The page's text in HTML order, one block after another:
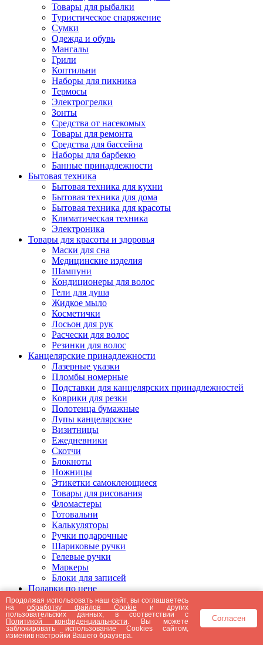
Товары для рыбалки
Туристическое снаряжение
Сумки
Одежда и обувь
Мангалы
Грили
Коптильни
Наборы для пикника
Термосы
Электрогрелки
Зонты
Средства от насекомых
Товары для ремонта
Средства для бассейна
Наборы для барбекю
Банные принадлежности
Бытовая техника
Бытовая техника для кухни
Бытовая техника для дома
Бытовая техника для красоты
Климатическая техника
Электроника
Товары для красоты и здоровья
Маски для сна
Медицинские изделия
Шампуни
Кондиционеры для волос
Гели для душа
Жидкое мыло
Косметички
Лосьон для рук
Расчески для волос
Резинки для волос
Канцелярские принадлежности
Лазерные указки
Пломбы номерные
Подставки для канцелярских принадлежностей
Коврики для резки
Полотенца бумажные
Лупы канцелярские
Визитницы
Ежедневники
Скотчи
Блокноты
Ножницы
Этикетки самоклеющиеся
Товары для рисования
Фломастеры
Готовальни
Калькуляторы
Ручки подарочные
Шариковые ручки
Гелевые ручки
Маркеры
Блоки для записей
Подарки по цене
Подарки от 5000 рублей
Подарки до 5000 рублей
Подарки до 3000 рублей
Подарки до 2000 рублей
Подарки до 1000 рублей
Продолжая использовать наш сайт, вы соглашаетесь
наобработку файлов Cookie и других
пользовательских данных, в соответствии с
Политикой конфиденциальности . Вы можете
заблокировать использование Cookies сайтом,
изменив настройки Вашего браузера.
Согласен